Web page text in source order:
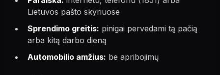
Lietuvos pašto skyriuose
Sprendimo greitis: pinigai pervedami tą pačią
arba kitą darbo dieną
Automobilio amžius: be apribojimų